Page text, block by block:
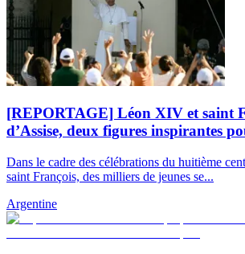
[REPORTAGE] Léon XIV et saint
d’Assise, deux figures inspirantes
Dans le cadre des célébrations du huitième
saint François, des milliers de jeunes se...
Argentine